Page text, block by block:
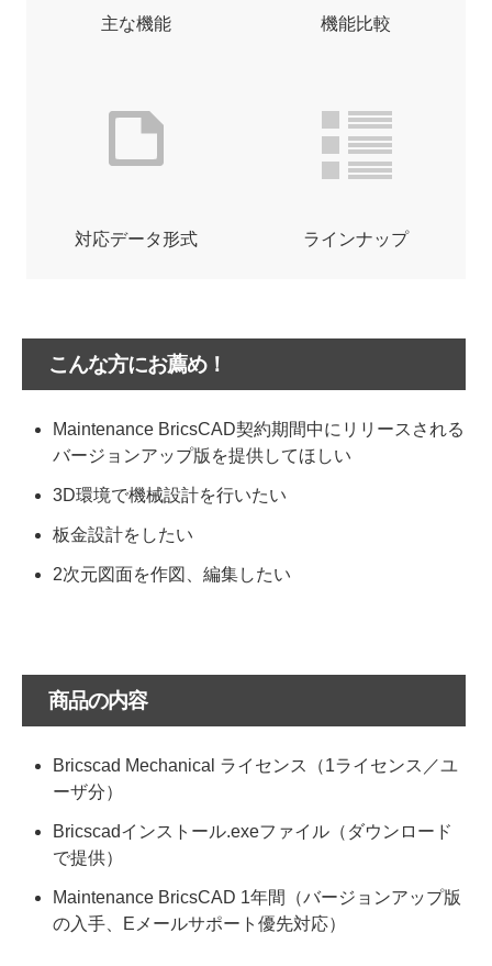
主な機能 機能比較
対応データ形式 ラインナップ
こんな方にお薦め！
Maintenance BricsCAD契約期間中にリリースされる
バージョンアップ版を提供してほしい
3D環境で機械設計を行いたい
板金設計をしたい
2次元図面を作図、編集したい
商品の内容
Bricscad Mechanical ライセンス（1ライセンス／ユ
ーザ分）
Bricscadインストール.exeファイル（ダウンロード
で提供）
Maintenance BricsCAD 1年間（バージョンアップ版
の入手、Eメールサポート優先対応）